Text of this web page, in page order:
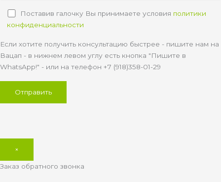
Поставив галочку Вы принимаете условия политики
конфиденциальности
Если хотите получить консультацию быстрее - пишите нам на
Вацап - в нижнем левом углу есть кнопка "Пишите в
WhatsApp!" - или на телефон +7 (918)358-01-29
×
Заказ обратного звонка